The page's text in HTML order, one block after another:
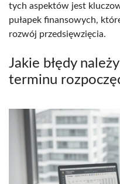
tych aspektów jest
pułapek finansowych,
rozwój przedsięwzięcia.
Jakie błędy
terminu